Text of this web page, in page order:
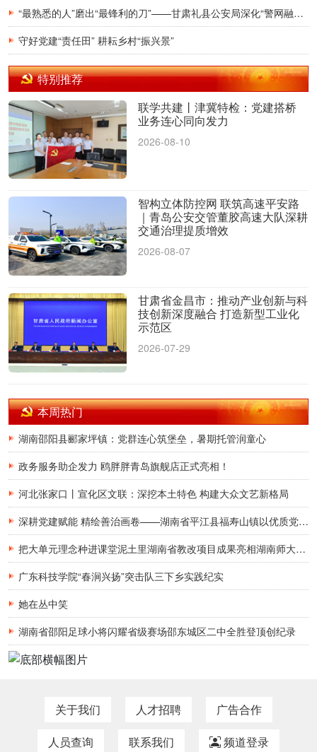
“最熟悉的人”磨出“最锋利的刀”——甘肃礼县公安局深化“警网融合”赋能基层高效治理
守好党建“责任田” 耕耘乡村“振兴景”
特别推荐
联学共建丨津冀特检：党建搭桥
业务连心同向发力
2026-08-10
智构立体防控网 联筑高速平安路
｜青岛公安交管董胶高速大队深耕
交通治理提质增效
2026-08-07
甘肃省金昌市：推动产业创新与科
技创新深度融合 打造新型工业化
示范区
2026-07-29
本周热门
湖南邵阳县郦家坪镇：党群连心筑堡垒，暑期托管润童心
政务服务助企发力 鸥胖胖青岛旗舰店正式亮相！
河北张家口丨宣化区文联：深挖本土特色 构建大众文艺新格局
深耕党建赋能 精绘善治画卷——湖南省平江县福寿山镇以优质党群服务点亮乡村幸福生活
把大单元理念种进课堂泥土里湖南省教改项目成果亮相湖南师大国培获专家认证
广东科技学院“春涧兴扬”突击队三下乡实践纪实
她在丛中笑
湖南省邵阳足球小将闪耀省级赛场邵东城区二中全胜登顶创纪录
关于我们 人才招聘
广告合作
人员查询
联系我们 频道登录